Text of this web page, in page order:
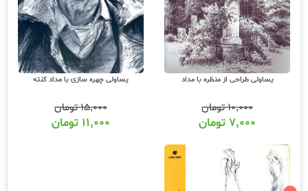
یساولی طراحی از منظره با مداد
۱۰,۰۰۰تومان
۷,۰۰۰ تومان
یساولی چهره سازی با مداد کنته
۱۵,۰۰۰تومان
۱۱,۰۰۰ تومان